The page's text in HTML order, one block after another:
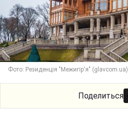
Фото: Резиденція "Межигір'я" (glavcom.ua)
Поделиться